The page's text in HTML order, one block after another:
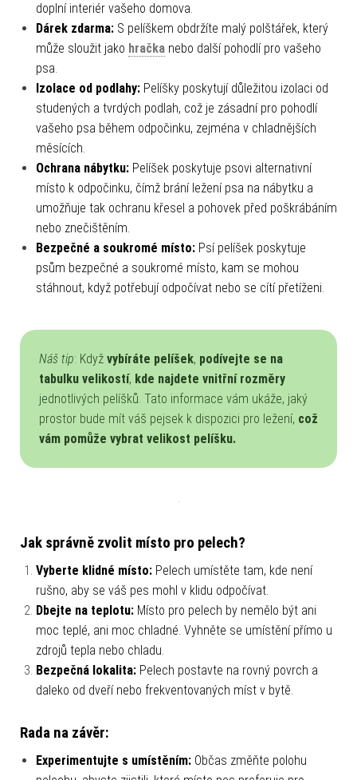
doplní interiér vašeho domova.
Dárek zdarma: S pelíškem obdržíte malý polštářek, který
může sloužit jako hračka nebo další pohodlí pro vašeho
psa.
Izolace od podlahy: Pelíšky poskytují důležitou izolaci od
studených a tvrdých podlah, což je zásadní pro pohodlí
vašeho psa během odpočinku, zejména v chladnějších
měsících.
Ochrana nábytku: Pelíšek poskytuje psovi alternativní
místo k odpočinku, čímž brání ležení psa na nábytku a
umožňuje tak ochranu křesel a pohovek před poškrábáním
nebo znečištěním.
Bezpečné a soukromé místo: Psí pelíšek poskytuje
psům bezpečné a soukromé místo, kam se mohou
stáhnout, když potřebují odpočívat nebo se cítí přetíženi.
Náš tip: Když vybíráte pelíšek, podívejte se na
tabulku velikostí, kde najdete vnitřní rozměry
jednotlivých pelíšků. Tato informace vám ukáže, jaký
prostor bude mít váš pejsek k dispozici pro ležení, což
vám pomůže vybrat velikost pelíšku.
Jak správně zvolit místo pro pelech?
Vyberte klidné místo: Pelech umístěte tam, kde není
rušno, aby se váš pes mohl v klidu odpočívat.
Dbejte na teplotu: Místo pro pelech by nemělo být ani
moc teplé, ani moc chladné. Vyhněte se umístění přímo u
zdrojů tepla nebo chladu.
Bezpečná lokalita: Pelech postavte na rovný povrch a
daleko od dveří nebo frekventovaných míst v bytě.
Rada na závěr:
Experimentujte s umístěním: Občas změňte polohu